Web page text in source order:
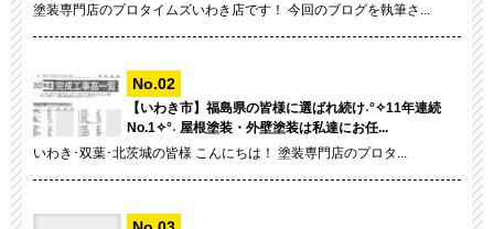
塗装専門店のプロタイムズいわき店です！ 今回のブログを執筆さ...
【いわき市】福島県の皆様に選ばれ続け˖°✧11年連続
No.1✧°˖ 屋根塗装・外壁塗装は私達にお任...
いわき･双葉･北茨城の皆様 こんにちは！ 塗装専門店のプロタ...